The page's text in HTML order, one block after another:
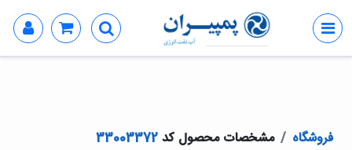
فروشگاه مشخصات محصول کد33003372